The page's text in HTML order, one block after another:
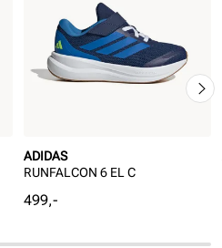
ADIDAS
RUNFALCON 6 EL C
Pris
499,-